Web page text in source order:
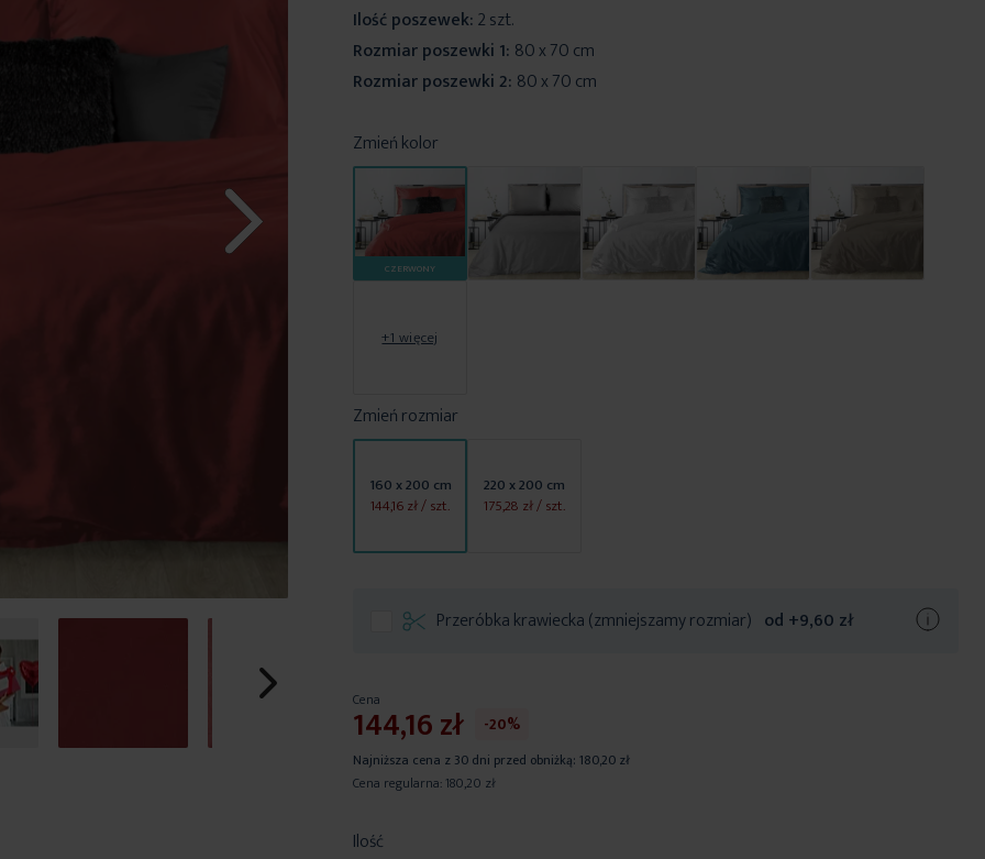
Ilość poszewek:2 szt.
Rozmiar poszewki 1: 80 x 70 cm
Rozmiar poszewki 2: 80 x 70 cm
Zmień kolor
CZERWONY
+1 więcej
Zmień rozmiar
160 x 200 cm
144,16 zł/ szt.
220 x 200 cm
175,28 zł/ szt.
Przeróbka krawiecka (zmniejszamy rozmiar) od +9,60 zł
Ilość
Cena
144,16 zł -20%
Najniższa cena z 30 dni przed obniżką:180,20 zł
Cena regularna: 180,20 zł